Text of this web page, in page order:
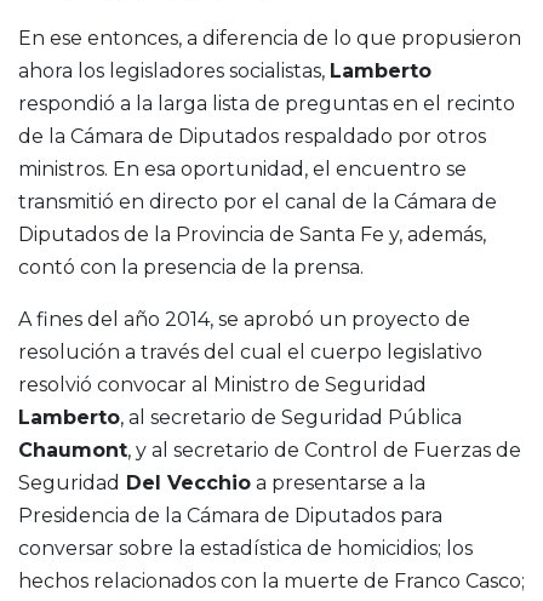
En ese entonces, a diferencia de lo que propusieron
ahora los legisladores socialistas, Lamberto
respondió a la larga lista de preguntas en el recinto
de la Cámara de Diputados respaldado por otros
ministros. En esa oportunidad, el encuentro se
transmitió en directo por el canal de la Cámara de
Diputados de la Provincia de Santa Fe y, además,
contó con la presencia de la prensa.
A fines del año 2014, se aprobó un proyecto de
resolución a través del cual el cuerpo legislativo
resolvió convocar al Ministro de Seguridad
Lamberto, al secretario de Seguridad Pública
Chaumont, y al secretario de Control de Fuerzas de
Seguridad Del Vecchio a presentarse a la
Presidencia de la Cámara de Diputados para
conversar sobre la estadística de homicidios; los
hechos relacionados con la muerte de Franco Casco;